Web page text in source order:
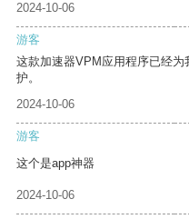
2024-10-06
游客
这款加速器VPM应用程序已经
护。
2024-10-06
游客
这个是app神器
2024-10-06